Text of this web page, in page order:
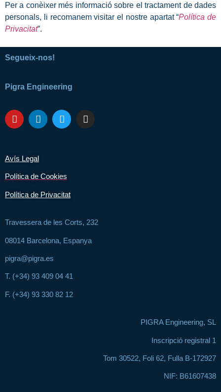
Per a conèixer més informació sobre el tractament de dades
personals, li recomanem visitar el nostre apartat “Política de
Privacitat”.
Segueix-nos!
Pigra Engineering
Avís Legal
Política de Cookies
Política de Privacitat
Travessera de les Corts, 232
08014 Barcelona, Espanya
pigra@pigra.es
T. (+34) 93 409 04 41
F. (+34) 93 330 82 12
PIGRA Engineering, SL
Inscripció registral 1
Tom 30522, Foli 62, Fulla B-172927
NIF: B61607438